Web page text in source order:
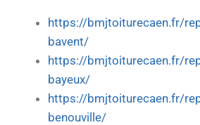
https://bmjtoiturecaen.fr/
bavent/
https://bmjtoiturecaen.fr/
bayeux/
https://bmjtoiturecaen.fr/
benouville/